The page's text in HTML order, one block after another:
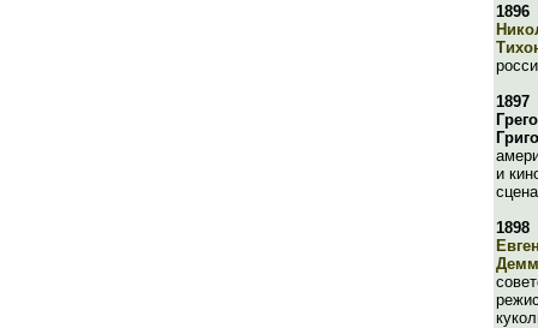
1896
1897
и
1898